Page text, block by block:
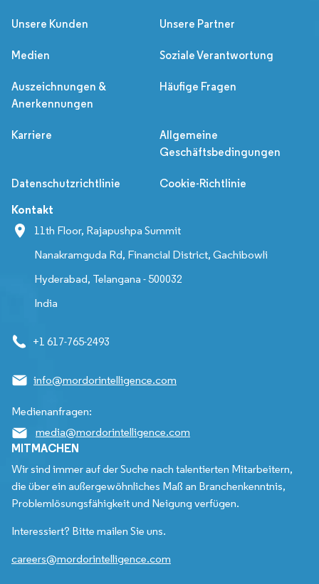
Unsere Kunden Unsere Partner
Medien Soziale Verantwortung
Auszeichnungen &
Anerkennungen
Häufige Fragen
Karriere
Allgemeine
Geschäftsbedingungen
Datenschutzrichtlinie Cookie-Richtlinie
Kontakt
11th Floor, Rajapushpa Summit
Nanakramguda Rd, Financial District, Gachibowli
Hyderabad, Telangana - 500032
India
+1 617-765-2493
info@mordorintelligence.com
Medienanfragen:
media@mordorintelligence.com
MITMACHEN
Wir sind immer auf der Suche nach talentierten Mitarbeitern,
die über ein außergewöhnliches Maß an Branchenkenntnis,
Problemlösungsfähigkeit und Neigung verfügen.
Interessiert? Bitte mailen Sie uns.
careers@mordorintelligence.com